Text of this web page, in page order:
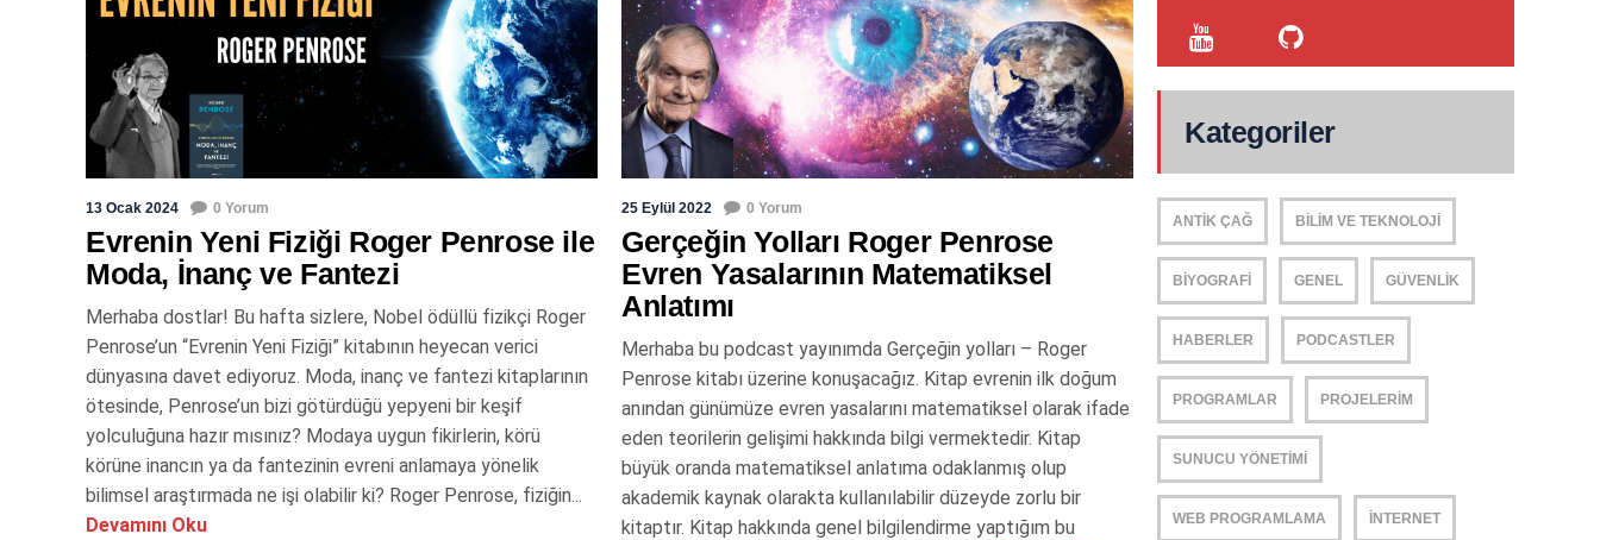
13 Ocak 2024 0 Yorum
Evrenin Yeni Fiziği Roger Penrose ile
Moda, İnanç ve Fantezi
Merhaba dostlar! Bu hafta sizlere, Nobel ödüllü fizikçi Roger
Penrose’un “Evrenin Yeni Fiziği” kitabının heyecan verici
dünyasına davet ediyoruz. Moda, inanç ve fantezi kitaplarının
ötesinde, Penrose’un bizi götürdüğü yepyeni bir keşif
yolculuğuna hazır mısınız? Modaya uygun fikirlerin, körü
körüne inancın ya da fantezinin evreni anlamaya yönelik
bilimsel araştırmada ne işi olabilir ki? Roger Penrose, fiziğin...
Devamını Oku
25 Eylül 2022 0 Yorum
Gerçeğin Yolları Roger Penrose
Evren Yasalarının Matematiksel
Anlatımı
Merhaba bu podcast yayınımda Gerçeğin yolları – Roger
Penrose kitabı üzerine konuşacağız. Kitap evrenin ilk doğum
anından günümüze evren yasalarını matematiksel olarak ifade
eden teorilerin gelişimi hakkında bilgi vermektedir. Kitap
büyük oranda matematiksel anlatıma odaklanmış olup
akademik kaynak olarakta kullanılabilir düzeyde zorlu bir
kitaptır. Kitap hakkında genel bilgilendirme yaptığım bu
Kategoriler
ANTIK ÇAĞ BILIM VE TEKNOLOJI
BIYOGRAFI GENEL GÜVENLIK
HABERLER PODCASTLER
PROGRAMLAR PROJELERIM
SUNUCU YÖNETIMI
WEB PROGRAMLAMA İNTERNET